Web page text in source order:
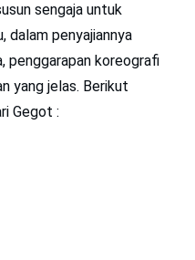
sengaja untuk
dalam penyajiannya
penggarapan koreograﬁ
yang jelas. Berikut
Gegot :